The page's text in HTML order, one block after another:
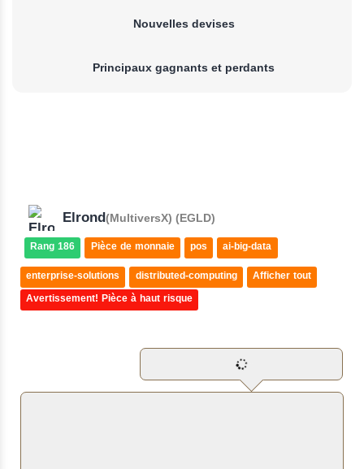
Nouvelles devises
Principaux gagnants et perdants
Elrond(MultiversX) (EGLD)
Rang 186 Pièce de monnaie pos ai-big-data
enterprise-solutions distributed-computing
Afficher tout
Avertissement! Pièce à haut risque